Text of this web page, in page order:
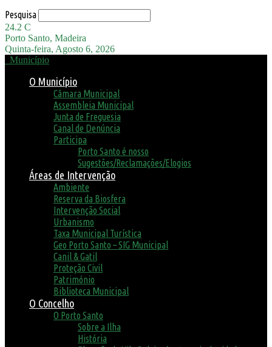
Pesquisa
24.2 C
Porto Santo, Madeira
Quinta-feira, Agosto 6, 2026
Município
O Município
Câmara Municipal
Assembleia Municipal
Junta de Freguesia
Canal de Denúncia
Participa
Porto Santo é nosso
Sugestões/Reclamações/Elogios
Áreas de Intervenção
Ambiente
Reserva da Biosfera
Intervenção Social
Urbanismo
Taxa Municipal Turística
Geo Porto Santo – SIG Municipal
Canil & Gatil
Proteção Civil
Património
Biblioteca Municipal
O Concelho
O Porto Santo
Sobre a Ilha
História